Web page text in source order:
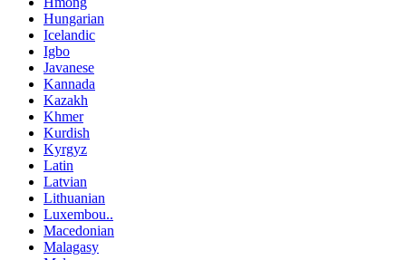
Hungarian
Icelandic
Igbo
Javanese
Kannada
Kazakh
Khmer
Kurdish
Kyrgyz
Latin
Latvian
Lithuanian
Luxembou..
Macedonian
Malagasy